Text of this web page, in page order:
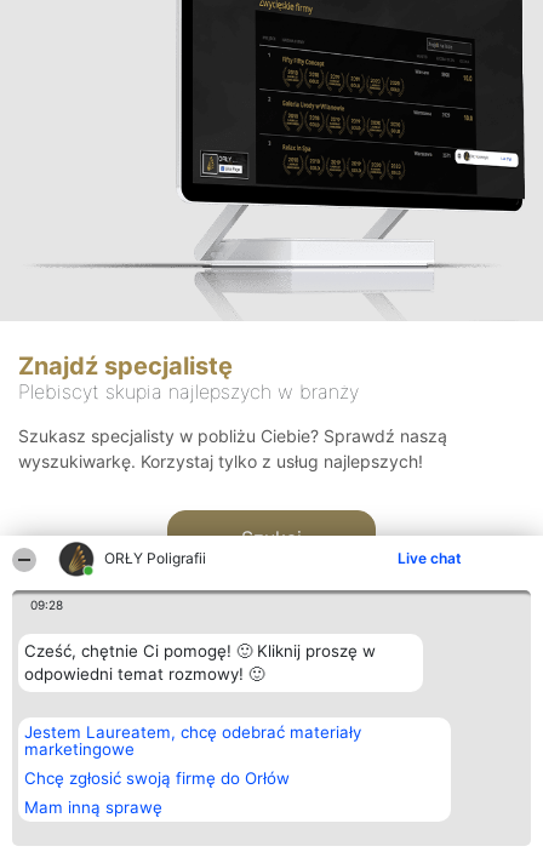
ORŁY Poligrafii Live chat
09:28
Cześć, chętnie Ci pomogę! 🙂 Kliknij proszę w
odpowiedni temat rozmowy! 🙂
Jestem Laureatem, chcę odebrać materiały
marketingowe
Chcę zgłosić swoją firmę do Orłów
Mam inną sprawę
Znajdź specjalistę
Plebiscyt skupia najlepszych w branży
Szukasz specjalisty w pobliżu Ciebie? Sprawdź naszą
wyszukiwarkę. Korzystaj tylko z usług najlepszych!
Szukaj
Organizator plebiscytu
Bright Side Solutions sp. z o.
o. sp. k.
ul. Ruska 22
Wrocław 50-079
KRS 0000749100 | Regon
381313360 | NIP 8943132676
Plebiscyt
Laureaci
wszystkich
Laureatów
Regulamin
Kontakt
Kontakt